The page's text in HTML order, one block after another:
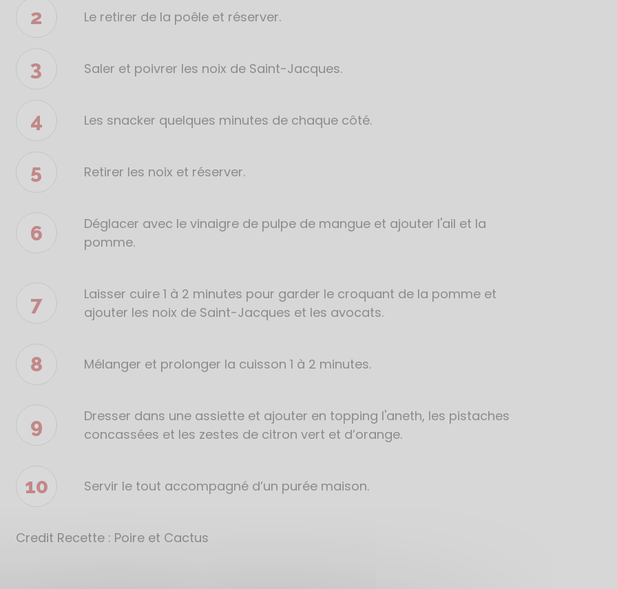
Le retirer de la poêle et réserver.
Saler et poivrer les noix de Saint-Jacques.
Les snacker quelques minutes de chaque côté.
Retirer les noix et réserver.
Déglacer avec le vinaigre de pulpe de mangue et ajouter l'ail et la
pomme.
Laisser cuire 1 à 2 minutes pour garder le croquant de la pomme et
ajouter les noix de Saint-Jacques et les avocats.
Mélanger et prolonger la cuisson 1 à 2 minutes.
Dresser dans une assiette et ajouter en topping l'aneth, les pistaches
concassées et les zestes de citron vert et d’orange.
Servir le tout accompagné d’un purée maison.
Credit Recette : Poire et Cactus